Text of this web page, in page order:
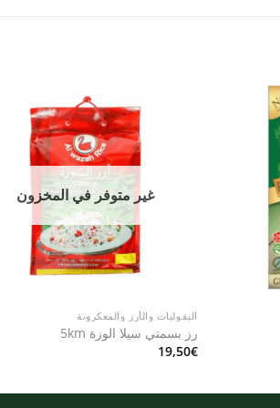
غير متوفر في المخزون
البقوليات والأرز والمعكرونة
رز بسمتي سيلا الوزة 5km
19,50€